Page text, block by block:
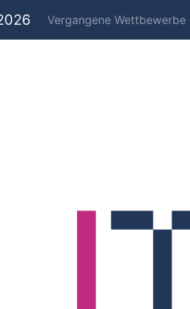
Vergangene Wettbewerbe